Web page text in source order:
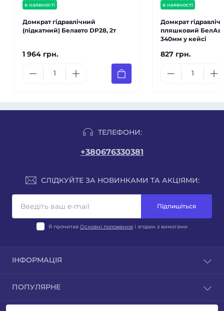
в наявності
Домкрат гідравлічний
(підкатний) Белавто DP28, 2т
1 964 грн.
в наявності
Домкрат
пляшковий
340мм у кейсі
827 грн.
ТЕЛЕФОНИ:
+380676330381
СЛІДКУЙТЕ ЗА НОВИНКАМИ ТА АКЦІЯМИ:
Підпишіться
Я прочитав Основні положення і згоден з вимогами
ІНФОРМАЦІЯ
Відгуки
Умови повернення
ПОПУЛЯРНЕ
ЛІХТАРІ